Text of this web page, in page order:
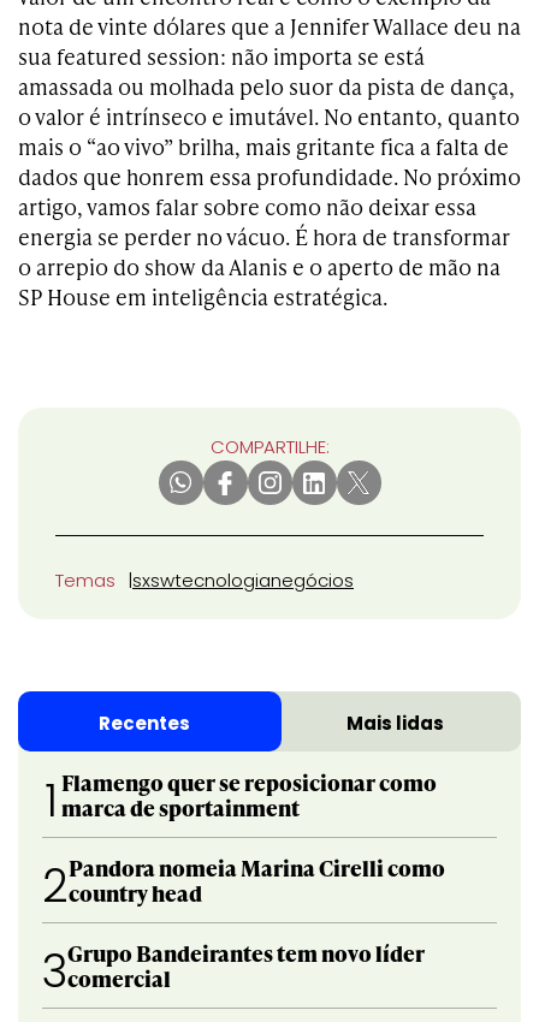
nota de vinte dólares que a Jennifer Wallace deu na
sua featured session: não importa se está
amassada ou molhada pelo suor da pista de dança,
o valor é intrínseco e imutável. No entanto, quanto
mais o “ao vivo” brilha, mais gritante fica a falta de
dados que honrem essa profundidade. No próximo
artigo, vamos falar sobre como não deixar essa
energia se perder no vácuo. É hora de transformar
o arrepio do show da Alanis e o aperto de mão na
SP House em inteligência estratégica.
COMPARTILHE:
Temas sxswtecnologianegócios
Recentes Mais lidas
1 Flamengo quer se reposicionar como
marca de sportainment
2Pandora nomeia Marina Cirelli como
country head
3Grupo Bandeirantes tem novo líder
comercial